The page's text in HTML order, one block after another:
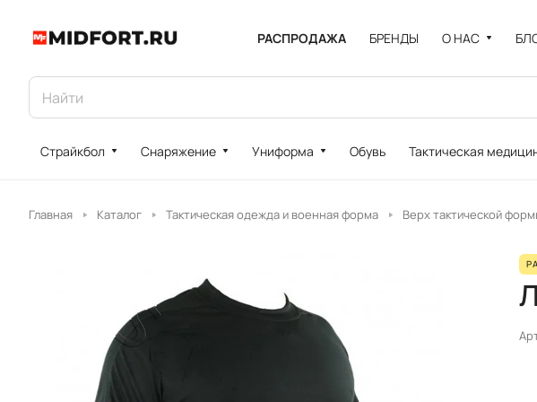
РАСПРОДАЖА БРЕНДЫ О НАС
Страйкбол Снаряжение Униформа Обувь Тактическая
Главная Каталог Тактическая одежда и военная форма Верх тактической